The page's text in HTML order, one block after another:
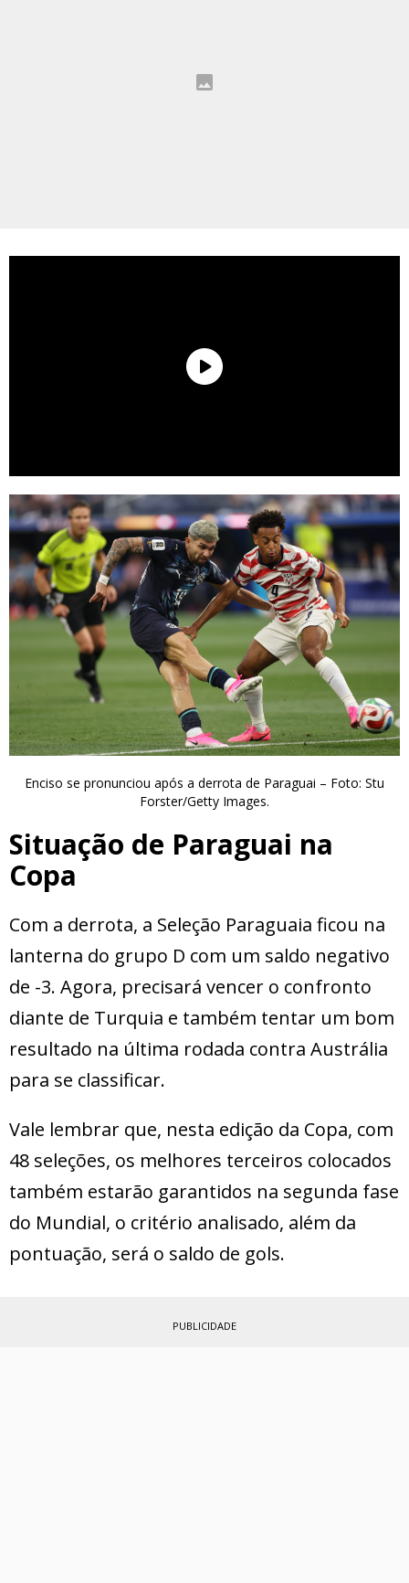
Enciso se pronunciou após a derrota de Paraguai – Foto: Stu
Forster/Getty Images.
Situação de Paraguai na
Copa
Com a derrota, a Seleção Paraguaia ficou na
lanterna do grupo D com um saldo negativo
de -3. Agora, precisará vencer o confronto
diante de Turquia e também tentar um bom
resultado na última rodada contra Austrália
para se classificar.
Vale lembrar que, nesta edição da Copa, com
48 seleções, os melhores terceiros colocados
também estarão garantidos na segunda fase
do Mundial, o critério analisado, além da
pontuação, será o saldo de gols.
PUBLICIDADE